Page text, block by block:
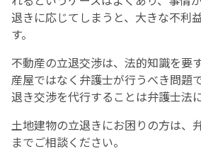
退きに応じてしまうと、大きな不利
す。
不動産の立退交渉は、法的知識を要
産屋ではなく弁護士が行うべき問題
退き交渉を代行することは弁護士法
土地建物の立退きにお困りの方は、
までご相談ください。